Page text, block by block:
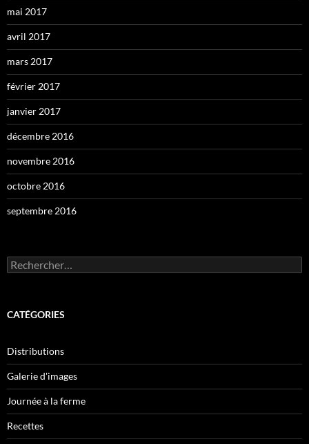
mai 2017
avril 2017
mars 2017
février 2017
janvier 2017
décembre 2016
novembre 2016
octobre 2016
septembre 2016
Rechercher :
CATÉGORIES
Distributions
Galerie d'images
Journée à la ferme
Recettes